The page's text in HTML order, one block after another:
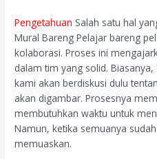
Pengetahuan Salah satu hal
Mural Bareng Pelajar bareng
kolaborasi. Proses ini
dalam tim yang solid.
kami akan berdiskusi dulu
akan digambar. Prosesnya
membutuhkan waktu untuk
Namun, ketika semuanya
memuaskan.